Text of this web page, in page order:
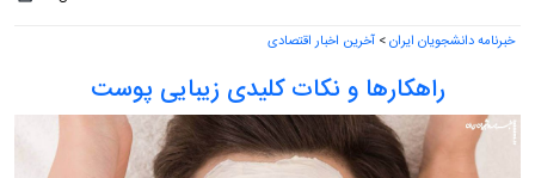
خبرنامه دانشجویان ایران> آخرین اخبار اقتصادی
راهکارها و نکات کلیدی زیبایی پوست